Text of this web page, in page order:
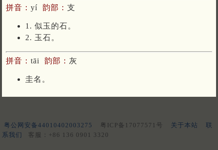
拼音： yí 韵部： 支
1. 似玉的石。
2. 玉石。
拼音： tāi 韵部： 灰
圭名。
粤公网安备44010402003275 粤ICP备17077571号 关于本站
联
系我们
客服：+86 136 0901 3320